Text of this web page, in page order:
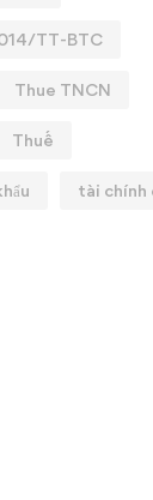
TT-BTC
Thue TNCN
Thuế
tài chính